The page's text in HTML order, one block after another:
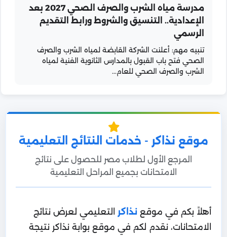
مدرسة مياه الشرب والصرف الصحي 2027 بعد
الإعدادية.. التنسيق والشروط ورابط التقديم
الرسمي
تنبيه مهم: أعلنت الشركة القابضة لمياه الشرب والصرف
الصحي فتح باب القبول بالمدارس الثانوية الفنية لمياه
الشرب والصرف الصحي للعام...
موقع نذاكر - خدمات النتائج التعليمية
المرجع الأول لطلاب مصر للحصول على نتائج
الامتحانات بجميع المراحل التعليمية
أهلاً بكم في موقعنذاكر التعليمي لعرض نتائج
الامتحانات، نقدم لكم في موقع بوابة نذاكر نتيجة